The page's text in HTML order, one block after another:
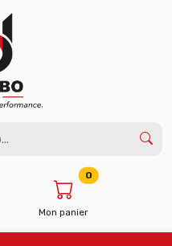
Mon panier
0